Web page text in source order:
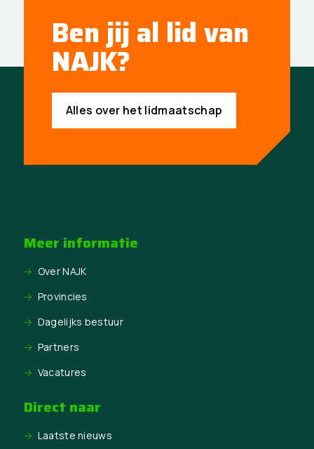
Ben jij al lid van
NAJK?
Alles over het lidmaatschap
Meer informatie
Over NAJK
Provincies
Dagelijks bestuur
Partners
Vacatures
Direct naar
Laatste nieuws